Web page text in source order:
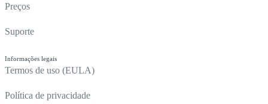
Preços
Suporte
Informações legais
Termos de uso (EULA)
Política de privacidade